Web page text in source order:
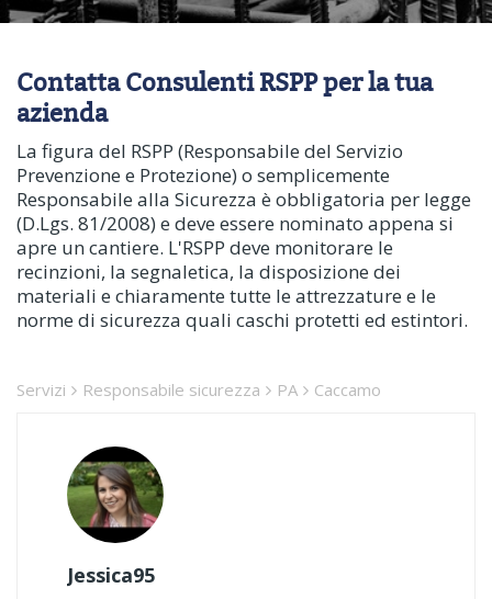
Contatta Consulenti RSPP per la tua
azienda
La figura del RSPP (Responsabile del Servizio
Prevenzione e Protezione) o semplicemente
Responsabile alla Sicurezza è obbligatoria per legge
(D.Lgs. 81/2008) e deve essere nominato appena si
apre un cantiere. L'RSPP deve monitorare le
recinzioni, la segnaletica, la disposizione dei
materiali e chiaramente tutte le attrezzature e le
norme di sicurezza quali caschi protetti ed estintori.
Servizi Responsabile sicurezza PA Caccamo
Jessica95